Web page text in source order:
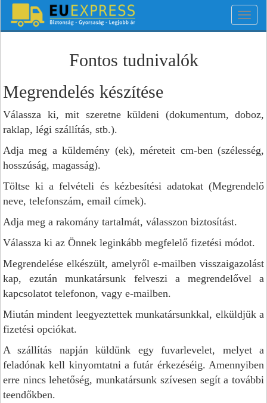
Fontos tudnivalók
Megrendelés készítése
Válassza ki, mit szeretne küldeni (dokumentum, doboz,
raklap, légi szállítás, stb.).
Adja meg a küldemény (ek), méreteit cm-ben (szélesség,
hosszúság, magasság).
Töltse ki a felvételi és kézbesítési adatokat (Megrendelő
neve, telefonszám, email címek).
Adja meg a rakomány tartalmát, válasszon biztosítást.
Válassza ki az Önnek leginkább megfelelő fizetési módot.
Megrendelése elkészült, amelyről e-mailben visszaigazolást
kap, ezután munkatársunk felveszi a megrendelővel a
kapcsolatot telefonon, vagy e-mailben.
Miután mindent leegyeztettek munkatársunkkal, elküldjük a
fizetési opciókat.
A szállítás napján küldünk egy fuvarlevelet, melyet a
feladónak kell kinyomtatni a futár érkezéséig. Amennyiben
erre nincs lehetőség, munkatársunk szívesen segít a további
teendőkben.